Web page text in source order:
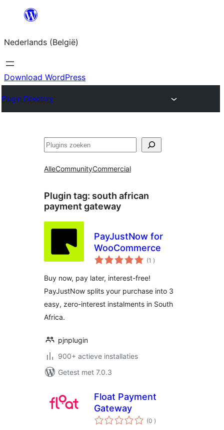
Spring
de
inhoud
Nederlands (België)
Download WordPress
Plugin Directory
Zoeken
AlleCommunityCommercial
Plugin tag: south african
payment gateway
PayJustNow for
WooCommerce
(1 aantal
beoordelingen
)
Buy now, pay later, interest-free!
PayJustNow splits your purchase into 3
easy, zero-interest instalments in South
Africa.
pjnplugin
900+ actieve installaties
Getest met 7.0.3
Float Payment
Gateway
(0 aantal
beoordelingen
)